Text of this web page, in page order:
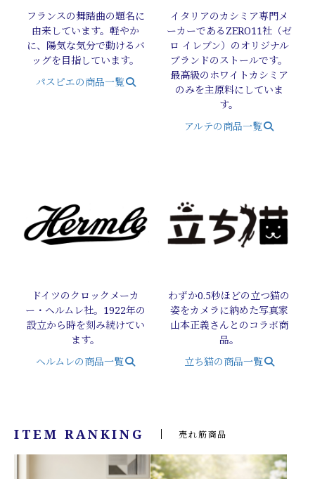
フランスの舞踏曲の題名に
由来しています。軽やか
に、陽気な気分で動けるバ
ッグを目指しています。
パスピエの商品一覧
イタリアのカシミア専門メ
ーカーであるZERO11社（ゼ
ロ イレブン）のオリジナル
ブランドのストールです。
最高級のホワイトカシミア
のみを主原料にしていま
す。
アルテの商品一覧
ドイツのクロックメーカ
ー・ヘルムレ社。1922年の
設立から時を刻み続けてい
ます。
ヘルムレの商品一覧
わずか0.5秒ほどの立つ猫の
姿をカメラに納めた写真家
山本正義さんとのコラボ商
品。
立ち猫の商品一覧
ITEM RANKING 売れ筋商品